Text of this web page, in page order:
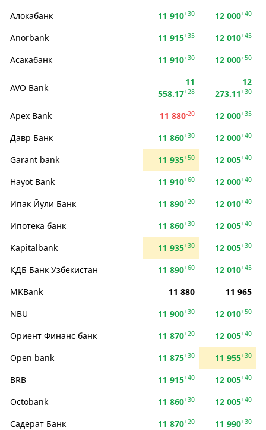
Алокабанк 11 910+30 12 000+40
Anorbank 11 915+35 12 010+45
Асакабанк 11 910+30 12 000+50
AVO Bank
11
558.17+28
12
273.11+30
Apex Bank 11 880-20 12 000+35
Давр Банк 11 860+30 12 000+40
Garant bank 11 935+50 12 005+40
Hayot Bank 11 910+60 12 000+40
Ипак Йули Банк 11 890+20 12 010+40
Ипотека банк 11 860+30 12 005+40
Kapitalbank 11 935+30 12 005+30
КДБ Банк Узбекистан 11 890+60 12 010+45
MKBank 11 880
11 965
NBU
11 900+30 12 010+50
Ориент Финанс банк 11 870+20 12 005+40
Open bank 11 875+30 11 955+30
BRB 11 915+40 12 005+40
Octobank 11 860+30 12 005+40
Садерат Банк 11 870+20 11 990+30